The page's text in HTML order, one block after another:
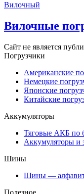
Вилочный
Вилочные
Сайт не является
Погрузчики
Американские
Немецкие
Японские
Китайские
Аккумуляторы
Тяговые АКБ по
Аккумуляторы и
Шины
Шины —